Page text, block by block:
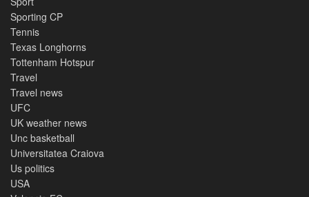
Sporting CP
Tennis
Texas Longhorns
Tottenham Hotspur
Travel
Travel news
UFC
UK weather news
Unc basketball
Universitatea Craiova
Us politics
USA